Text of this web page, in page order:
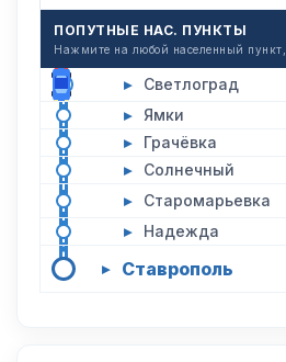
ПОПУТНЫЕ НАС. ПУНКТЫ
Нажмите на любой населенный пункт,
▸ Светлоград
▸ Ямки
▸ Грачёвка
▸ Солнечный
▸ Старомарьевка
▸ Надежда
▸ Ставрополь